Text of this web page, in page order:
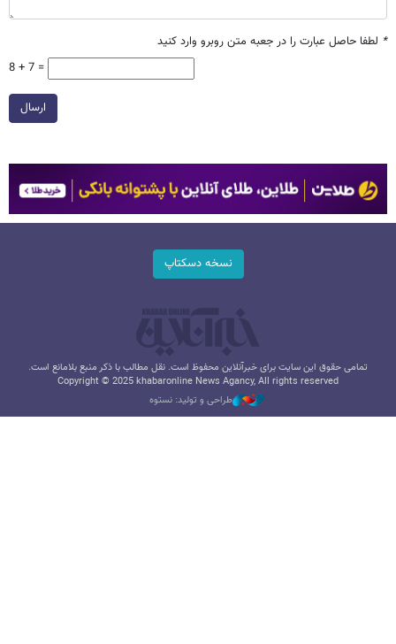
* لطفا حاصل عبارت را در جعبه متن روبرو وارد کنید
8 + 7 =
ارسال
نسخه دسکتاپ
تمامی حقوق این سایت برای خبرآنلاین محفوظ است. نقل مطالب با ذکر منبع بلامانع است.
Copyright © 2025 khabaronline News Agancy, All rights reserved
طراحی و تولید: نستوه